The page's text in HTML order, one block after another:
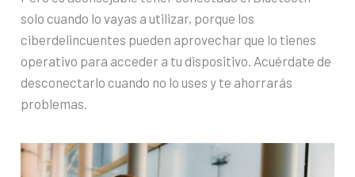
solo cuando lo vayas a utilizar, porque los
ciberdelincuentes pueden aprovechar que lo tienes
operativo para acceder a tu dispositivo. Acuérdate de
desconectarlo cuando no lo uses y te ahorrarás
problemas.